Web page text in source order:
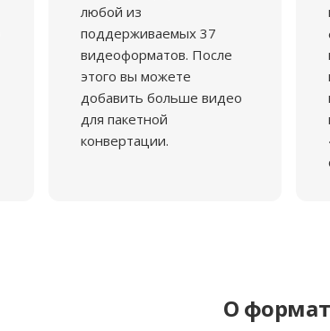
любой из
поддерживаемых 37
видеоформатов. После
этого вы можете
добавить больше видео
для пакетной
конвертации.
О